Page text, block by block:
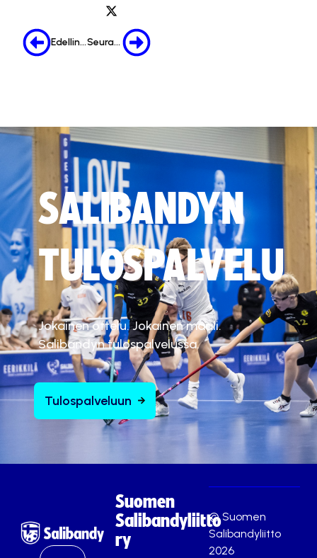
Edellinen Seuraava
SALIBANDYN
TULOSPALVELU
Jokainen ottelu. Jokainen maali.
Salibandyn tulospalvelussa.
Tulospalveluun
Suomen
Salibandyliitto
ry
© Suomen
Salibandyliitto
2026